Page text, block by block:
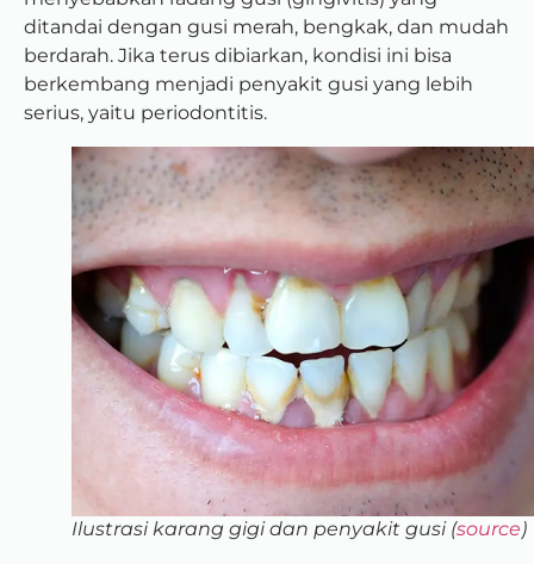
ditandai dengan gusi merah, bengkak, dan mudah
berdarah. Jika terus dibiarkan, kondisi ini bisa
berkembang menjadi penyakit gusi yang lebih
serius, yaitu periodontitis.
Ilustrasi karang gigi dan penyakit gusi (source)